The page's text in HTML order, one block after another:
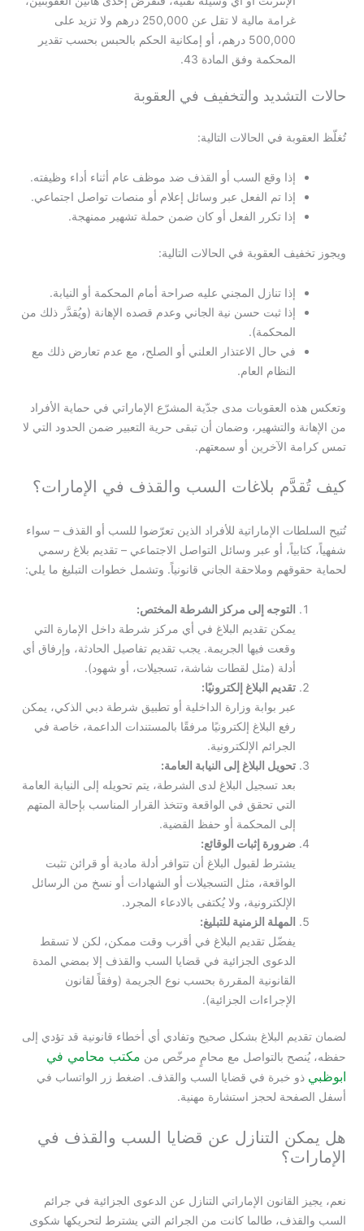
غرامة مالية لا تقل عن 250,000 درهم ولا تزيد على
500,000 درهم، أو إمكانية الحكم بالحبس بحسب تقدير
المحكمة وفق المادة 43.
حالات التشديد والتخفيف في العقوبة
تُغلّظ العقوبة في الحالات التالية:
إذا وقع السب أو القذف ضد موظف عام أثناء أداء وظيفته.
إذا تم الفعل عبر وسائل إعلام أو منصات تواصل اجتماعي.
إذا تكرر الفعل أو كان ضمن حملة تشهير ممنهجة.
ويجوز تخفيف العقوبة في الحالات التالية:
إذا تنازل المجني عليه صراحة أمام المحكمة أو النيابة.
إذا ثبت حسن نية الجاني وعدم قصده الإهانة (ويُقدَّر ذلك من
المحكمة).
في حال الاعتذار العلني أو الصلح، مع عدم تعارض ذلك مع
النظام العام.
وتعكس هذه العقوبات مدى جدّية المشرّع الإماراتي في حماية الأفراد
من الإهانة والتشهير، وضمان أن تبقى حرية التعبير ضمن الحدود التي لا
تمس كرامة الآخرين أو سمعتهم.
كيف تُقدَّم بلاغات السب والقذف في الإمارات؟
تُتيح السلطات الإماراتية للأفراد الذين تعرّضوا للسب أو القذف – سواء
شفهياً، كتابياً، أو عبر وسائل التواصل الاجتماعي – تقديم بلاغ رسمي
لحماية حقوقهم وملاحقة الجاني قانونياً. وتشمل خطوات التبليغ ما يلي:
التوجه إلى مركز الشرطة المختص:
يمكن تقديم البلاغ في أي مركز شرطة داخل الإمارة التي
وقعت فيها الجريمة. يجب تقديم تفاصيل الحادثة، وإرفاق أي
أدلة (مثل لقطات شاشة، تسجيلات، أو شهود).
تقديم البلاغ إلكترونيًا:
عبر بوابة وزارة الداخلية أو تطبيق شرطة دبي الذكي، يمكن
رفع البلاغ إلكترونيًا مرفقًا بالمستندات الداعمة، خاصة في
الجرائم الإلكترونية.
تحويل البلاغ إلى النيابة العامة:
بعد تسجيل البلاغ لدى الشرطة، يتم تحويله إلى النيابة العامة
التي تحقق في الواقعة وتتخذ القرار المناسب بإحالة المتهم
إلى المحكمة أو حفظ القضية.
ضرورة إثبات الوقائع:
يشترط لقبول البلاغ أن تتوافر أدلة مادية أو قرائن تثبت
الواقعة، مثل التسجيلات أو الشهادات أو نسخ من الرسائل
الإلكترونية، ولا يُكتفى بالادعاء المجرد.
المهلة الزمنية للتبليغ:
يفضّل تقديم البلاغ في أقرب وقت ممكن، لكن لا تسقط
الدعوى الجزائية في قضايا السب والقذف إلا بمضي المدة
القانونية المقررة بحسب نوع الجريمة (وفقاً لقانون
الإجراءات الجزائية).
لضمان تقديم البلاغ بشكل صحيح وتفادي أي أخطاء قانونية قد تؤدي إلى
حفظه، يُنصح بالتواصل مع محامٍ مرخّص من مكتب محامي في
ابوظبي ذو خبرة في قضايا السب والقذف. اضغط زر الواتساب في
أسفل الصفحة لحجز استشارة مهنية.
هل يمكن التنازل عن قضايا السب والقذف في
الإمارات؟
نعم، يجيز القانون الإماراتي التنازل عن الدعوى الجزائية في جرائم
السب والقذف، طالما كانت من الجرائم التي يشترط لتحريكها شكوى